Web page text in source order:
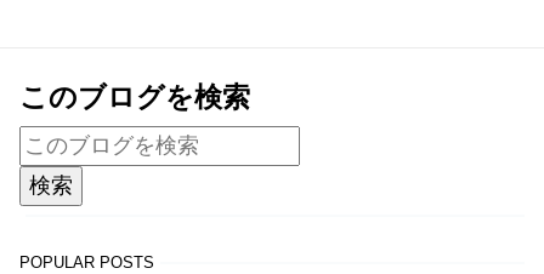
このブログを検索
POPULAR POSTS